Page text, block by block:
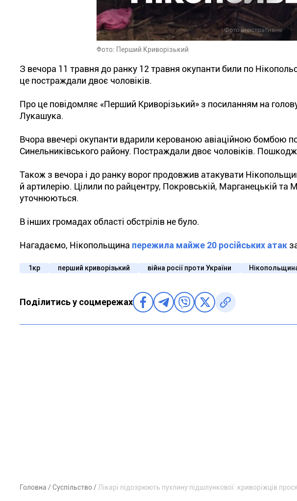
Фото: Перший Криворізький
З вечора 11 травня до ранку 12 травня окупанти били по
це постраждали двоє чоловіків.
Про це повідомляє «Перший Криворізький» з посиланням на
Лукашука.
Вчора ввечері окупанти вдарили керованою авіаційною бомбою
Синельниківського району. Постраждали двоє чоловіків.
Також з вечора і до ранку ворог продовжив атакувати
й артилерію. Цілили по райцентру, Покровській, Марганецькій та
уточнюються.
В інших громадах області обстрілів не було.
Нагадаємо, Нікопольщина пережила майже 20 російських атак
1кр перший криворізький війна росії проти України
Поділитись у соцмережах
Головна Суспільство Лікарі підозрюють пухлину підшлункової: криворіжців